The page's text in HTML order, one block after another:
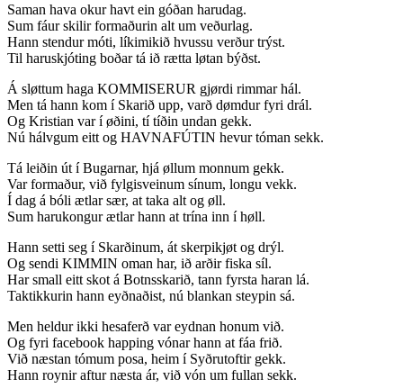
Saman hava okur havt ein góðan harudag.
Sum fáur skilir formaðurin alt um veðurlag.
Hann stendur móti, líkimikið hvussu verður trýst.
Til haruskjóting boðar tá ið rætta løtan býðst.
Á sløttum haga KOMMISERUR gjørdi rimmar hál.
Men tá hann kom í Skarið upp, varð dømdur fyri drál.
Og Kristian var í øðini, tí tíðin undan gekk.
Nú hálvgum eitt og HAVNAFÚTIN hevur tóman sekk.
Tá leiðin út í Bugarnar, hjá øllum monnum gekk.
Var formaður, við fylgisveinum sínum, longu vekk.
Í dag á bóli ætlar sær, at taka alt og øll.
Sum harukongur ætlar hann at trína inn í høll.
Hann setti seg í Skarðinum, át skerpikjøt og drýl.
Og sendi KIMMIN oman har, ið arðir fiska síl.
Har small eitt skot á Botnsskarið, tann fyrsta haran lá.
Taktikkurin hann eyðnaðist, nú blankan steypin sá.
Men heldur ikki hesaferð var eydnan honum við.
Og fyri facebook happing vónar hann at fáa frið.
Við næstan tómum posa, heim í Syðrutoftir gekk.
Hann roynir aftur næsta ár, við vón um fullan sekk.